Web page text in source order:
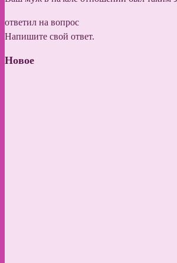
ответил на вопрос
Напишите свой ответ.
Новое